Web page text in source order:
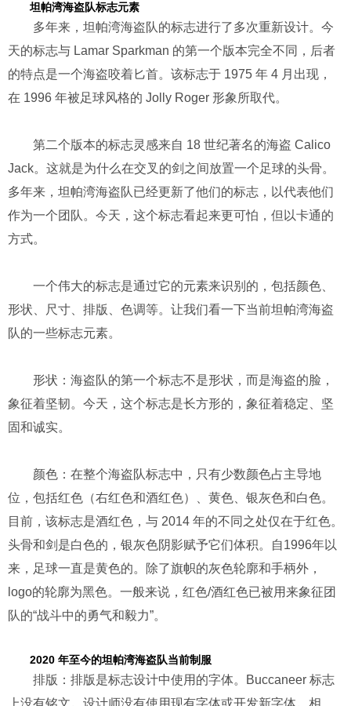
坦帕湾海盗队标志元素
多年来，坦帕湾海盗队的标志进行了多次重新设计。今
天的标志与 Lamar Sparkman 的第一个版本完全不同，后者
的特点是一个海盗咬着匕首。该标志于 1975 年 4 月出现，
在 1996 年被足球风格的 Jolly Roger 形象所取代。
第二个版本的标志灵感来自 18 世纪著名的海盗 Calico
Jack。这就是为什么在交叉的剑之间放置一个足球的头骨。
多年来，坦帕湾海盗队已经更新了他们的标志，以代表他们
作为一个团队。今天，这个标志看起来更可怕，但以卡通的
方式。
一个伟大的标志是通过它的元素来识别的，包括颜色、
形状、尺寸、排版、色调等。让我们看一下当前坦帕湾海盗
队的一些标志元素。
形状：海盗队的第一个标志不是形状，而是海盗的脸，
象征着坚韧。今天，这个标志是长方形的，象征着稳定、坚
固和诚实。
颜色：在整个海盗队标志中，只有少数颜色占主导地
位，包括红色（右红色和酒红色）、黄色、银灰色和白色。
目前，该标志是酒红色，与 2014 年的不同之处仅在于红色。
头骨和剑是白色的，银灰色阴影赋予它们体积。自1996年以
来，足球一直是黄色的。除了旗帜的灰色轮廓和手柄外，
logo的轮廓为黑色。一般来说，红色/酒红色已被用来象征团
队的“战斗中的勇气和毅力”。
2020 年至今的坦帕湾海盗队当前制服
排版：排版是标志设计中使用的字体。Buccaneer 标志
上没有铭文。设计师没有使用现有字体或开发新字体。相